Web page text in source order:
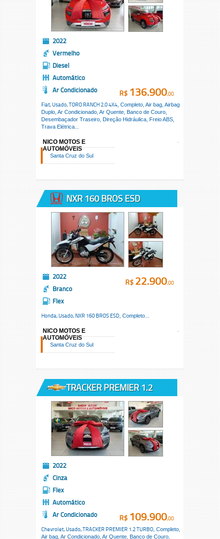
2022
Vermelho
Diesel
Automático
Ar Condicionado
Fiat, Usado,TORO RANCH 2.0 4X4 , Completo, Air bag, Airbag
Duplo, Ar Condicionado, Ar Quente, Banco de Couro,
Desembaçador Traseiro, Direção Hidráulica, Freio ABS,
Trava Elétrica...
R$ 136.900,00
NICO MOTOS E
AUTOMÓVEIS
Santa Cruz do Sul
NXR 160 BROS ESD
2022
Branco
Flex
Honda, Usado, NXR 160 BROS ESD , Completo...
R$ 22.900,00
NICO MOTOS E
AUTOMÓVEIS
Santa Cruz do Sul
TRACKER PREMIER 1.2
TURBO
2022
Cinza
Flex
Automático
Ar Condicionado
Chevrolet, Usado,TRACKER PREMIER 1.2 TURBO , Completo,
Air bag, Ar Condicionado, Ar Quente, Banco de Couro,
R$ 109.900,00